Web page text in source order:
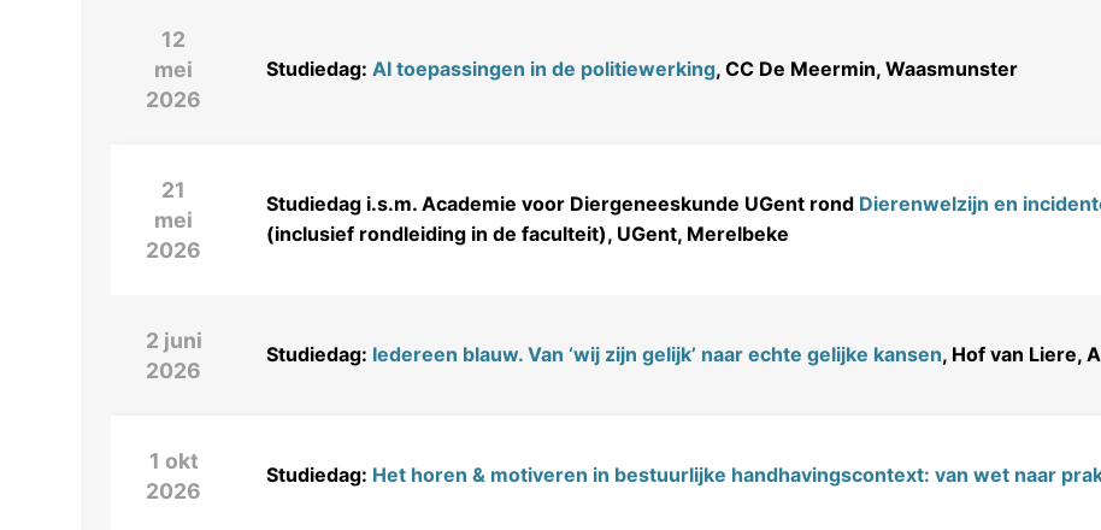
12
mei
2026
Studiedag: AI toepassingen in de politiewerking, CC De Meermin, Waasmunster
21
mei
2026
Studiedag i.s.m. Academie voor Diergeneeskunde UGent rond Dierenwelzijn en
(inclusief rondleiding in de faculteit), UGent, Merelbeke
2 juni
2026
Studiedag: Iedereen blauw. Van ‘wij zijn gelijk’ naar echte gelijke kansen, Hof van Liere,
1 okt
2026
Studiedag: Het horen & motiveren in bestuurlijke handhavingscontext: van wet naar